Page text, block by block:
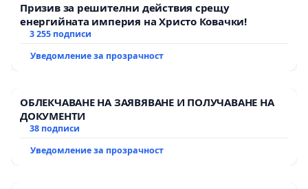
Призив за решителни действия срещу
енергийната империя на Христо Ковачки!
3 255 подписи
Уведомление за прозрачност
ОБЛЕКЧАВАНЕ НА ЗАЯВЯВАНЕ И ПОЛУЧАВАНЕ НА
ДОКУМЕНТИ
38 подписи
Уведомление за прозрачност